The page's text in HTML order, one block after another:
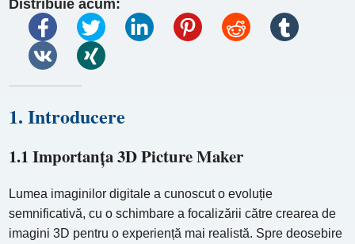
Distribuie acum:
1. Introducere
1.1 Importanța 3D Picture Maker
Lumea imaginilor digitale a cunoscut o evoluție
semnificativă, cu o schimbare a focalizării către crearea de
imagini 3D pentru o experiență mai realistă. Spre deosebire